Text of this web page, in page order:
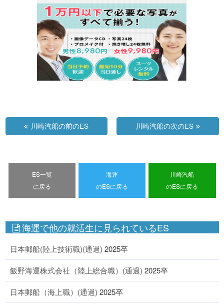
川崎汽船の前のES 川崎汽船の次のES
ES一覧
に戻る
海運
のESに戻る
川崎汽船
のESに戻る
海運で他の就活生に見られているES
日本郵船(陸上技術職)(通過) 2025卒
飯野海運株式会社（陸上総合職）(通過) 2025卒
日本郵船（海上職）(通過) 2025卒